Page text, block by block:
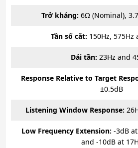
Trở kháng: 6Ω (Nominal),
Tần số cắt: 150Hz, 575Hz
Dải tần: 23Hz and
Response Relative to Target
±0.5dB
Listening Window Response:
Low Frequency Extension: -3dB
and -10dB at